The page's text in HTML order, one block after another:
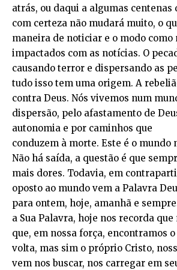
atrás, ou daqui a algumas centenas
com certeza não mudará muito, o
maneira de noticiar e o modo como
impactados com as notícias. O
causando terror e dispersando as
tudo isso tem uma origem. A
contra Deus. Nós vivemos num
dispersão, pelo afastamento de
autonomia e por caminhos que
conduzem à morte. Este é o mundo
Não há saída, a questão é que
mais dores. Todavia, em
oposto ao mundo vem a Palavra
para ontem, hoje, amanhã e
a Sua Palavra, hoje nos recorda que
que, em nossa força, encontramos
volta, mas sim o próprio Cristo,
vem nos buscar, nos carregar em